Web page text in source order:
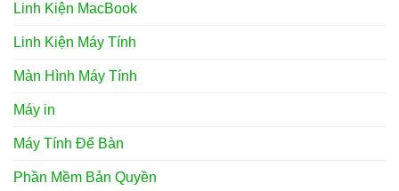
Linh Kiện MacBook
Linh Kiện Máy Tính
Màn Hình Máy Tính
Máy in
Máy Tính Để Bàn
Phần Mềm Bản Quyền